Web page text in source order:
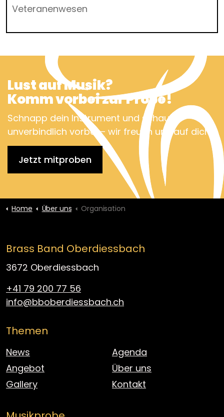
Veteranenwesen
Lust auf Musik?
Komm vorbei zur Probe!
Schnapp dein Instrument und schau
unverbindlich vorbei – wir freuen uns auf dich!
Jetzt mitproben
Home Über uns Organisation
Brass Band Oberdiessbach
3672 Oberdiessbach
+41 79 200 77 56
info@bboberdiessbach.ch
Themen
News
Agenda
Angebot
Über uns
Gallery
Kontakt